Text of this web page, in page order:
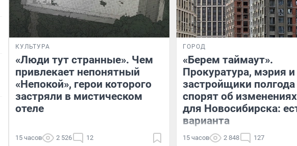
КУЛЬТУРА
«Люди тут странные». Чем
привлекает непонятный
«Непокой», герои которого
застряли в мистическом
отеле
15 часов 2 526 12
ГОРОД
«Берем таймаут».
Прокуратура, мэрия и
застройщики полгода
спорят об
для Новосибирска:
варианта
15 часов 2 848 127